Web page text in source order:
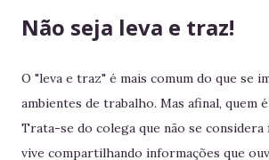
Não seja leva e traz!
O "leva e traz" é mais comum do que se
ambientes de trabalho. Mas afinal, quem
Trata-se do colega que não se considera
vive compartilhando informações que